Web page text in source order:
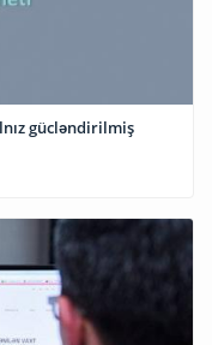
gücləndirilmiş